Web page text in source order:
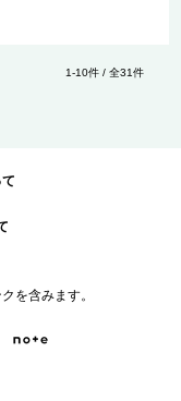
1-10件 / 全31件
を含みます。